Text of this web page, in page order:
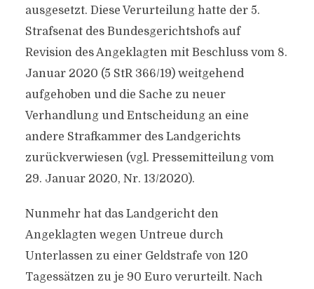
ausgesetzt. Diese Verurteilung hatte der 5.
Strafsenat des Bundesgerichtshofs auf
Revision des Angeklagten mit Beschluss vom 8.
Januar 2020 (5 StR 366/19) weitgehend
aufgehoben und die Sache zu neuer
Verhandlung und Entscheidung an eine
andere Strafkammer des Landgerichts
zurückverwiesen (vgl. Pressemitteilung vom
29. Januar 2020, Nr. 13/2020).
Nunmehr hat das Landgericht den
Angeklagten wegen Untreue durch
Unterlassen zu einer Geldstrafe von 120
Tagessätzen zu je 90 Euro verurteilt. Nach